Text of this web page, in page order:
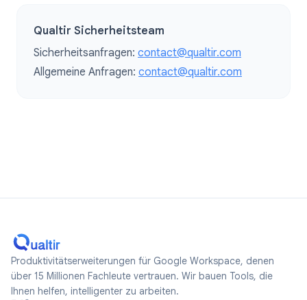
Qualtir Sicherheitsteam
Sicherheitsanfragen: contact@qualtir.com
Allgemeine Anfragen: contact@qualtir.com
Produktivitätserweiterungen für Google Workspace, denen
über 15 Millionen Fachleute vertrauen. Wir bauen Tools, die
Ihnen helfen, intelligenter zu arbeiten.